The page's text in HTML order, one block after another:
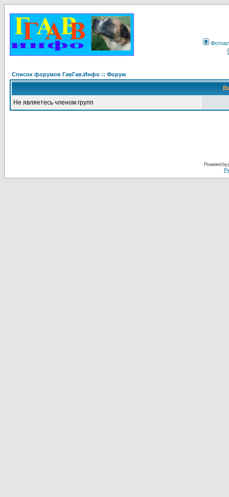
Список форумов ГавГав.Инфо :: Форум
Не являетесь членом групп
Powered by